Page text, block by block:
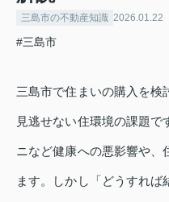
三島市の不動産知識 2026.01.22
#三島市
三島市で住まいの購入を検
見逃せない住環境の課題
ニなど健康への悪影響や、
ます。しかし「どうすれ